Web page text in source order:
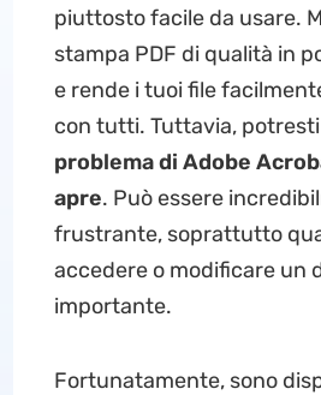
piuttosto facile da usare.
stampa PDF di qualità in
e rende i tuoi file
con tutti. Tuttavia,
problema di Adobe
apre. Può essere
frustrante, soprattutto
accedere o modificare un
importante.
Fortunatamente, sono